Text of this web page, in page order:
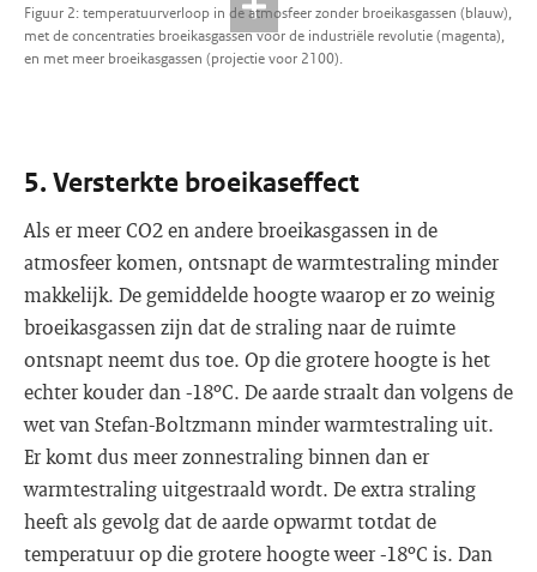
Figuur 2: temperatuurverloop in de atmosfeer zonder broeikasgassen (blauw),
met de concentraties broeikasgassen voor de industriële revolutie (magenta),
en met meer broeikasgassen (projectie voor 2100).
5. Versterkte broeikaseffect
Als er meer CO2 en andere broeikasgassen in de
atmosfeer komen, ontsnapt de warmtestraling minder
makkelijk. De gemiddelde hoogte waarop er zo weinig
broeikasgassen zijn dat de straling naar de ruimte
ontsnapt neemt dus toe. Op die grotere hoogte is het
echter kouder dan -18ºC. De aarde straalt dan volgens de
wet van Stefan-Boltzmann minder warmtestraling uit.
Er komt dus meer zonnestraling binnen dan er
warmtestraling uitgestraald wordt. De extra straling
heeft als gevolg dat de aarde opwarmt totdat de
temperatuur op die grotere hoogte weer -18ºC is. Dan